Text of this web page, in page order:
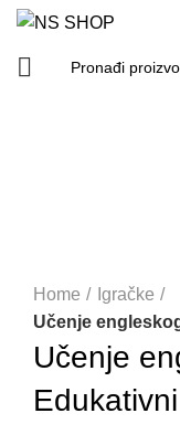
Home
Igračke
Učenje
Učenje